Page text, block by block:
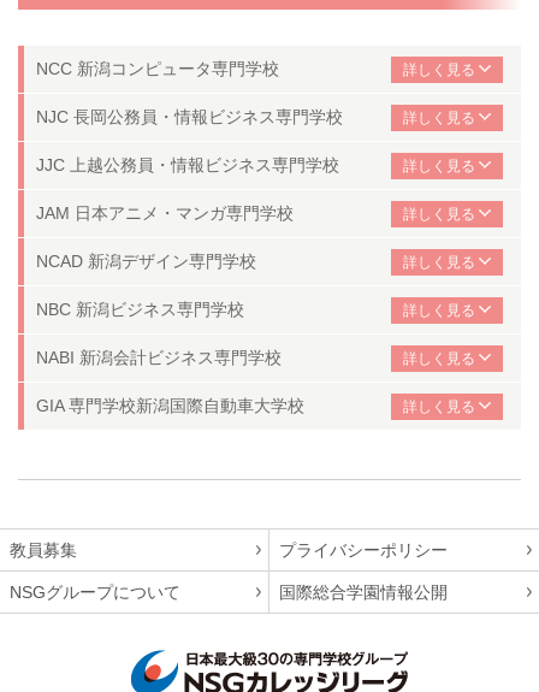
NCC 新潟コンピュータ専門学校
NJC 長岡公務員・情報ビジネス専門学校
JJC 上越公務員・情報ビジネス専門学校
JAM 日本アニメ・マンガ専門学校
NCAD 新潟デザイン専門学校
NBC 新潟ビジネス専門学校
NABI 新潟会計ビジネス専門学校
GIA 専門学校新潟国際自動車大学校
教員募集 プライバシーポリシー
NSGグループについて 国際総合学園情報公開